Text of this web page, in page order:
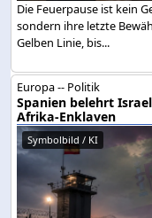
Die Feuerpause ist kein
sondern ihre letzte
Gelben Linie, bis...
Europa -- Politik
Spanien belehrt
Afrika-Enklaven
Symbolbild / KI